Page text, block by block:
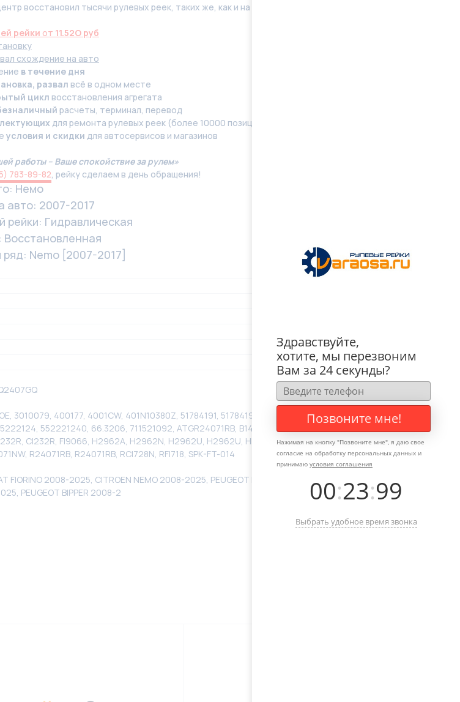
восстановил тысячи рулевых реек, таких же, как и на Вашей машине. Поэтому мы готовы
рейки от 11.52O руб
схождение на авто
в течение дня
развал всё в одном месте
цикл восстановления агрегата
расчеты, терминал, перевод
для ремонта рулевых реек (более 10000 позиций, наименований) в наличии
условия и скидки для автосервисов и магазинов
работы – Ваше спокойствие за рулем»
783-89-82, рейку сделаем в день обращения!
Немо
авто: 2007-2017
рейки: Гидравлическая
Восстановленная
Nemo [2007-2017]
3010079, 400177, 4001CW, 401N10380Z, 51784191, 51784192, 51784193, 51793476, 51822927,
552221240, 66.3206, 711521092, ATGR24071RB, B14046PST, B14046PST-OEM,
CI232R, FI9066, H2962A, H2962N, H2962U, H2962U, HNQ2358GQ, HNQ2407GQ, HSR23581AY,
R24071RB, R24071RB, RCI728N, RFI718, SPK-FT-014
2008-2025, CITROEN NEMO 2008-2025, PEUGEOT BIPPER 2008-2025, FIAT QUBO 2008-
PEUGEOT BIPPER 2008-2
Здравствуйте,
хотите, мы перезвоним
Вам за 24 секунды?
Позвоните мне!
Нажимая на кнопку "Позвоните мне", я даю свое
согласие на обработку персональных данных и
принимаю условия соглашения
00:23:99
Выбрать удобное время звонка